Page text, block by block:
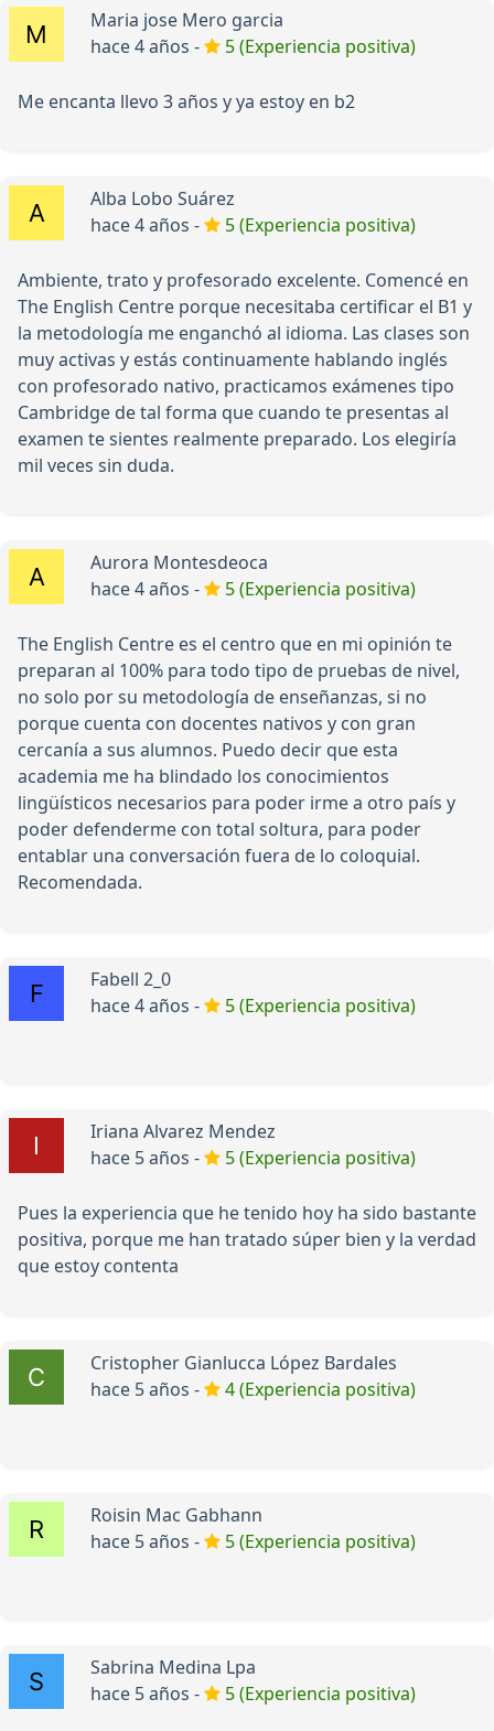
Maria jose Mero garcia
hace 4 años -
5 (Experiencia positiva)
Me encanta llevo 3 años y ya estoy en b2
Alba Lobo Suárez
hace 4 años -
5 (Experiencia positiva)
Ambiente, trato y profesorado excelente. Comencé en
The English Centre porque necesitaba certificar el B1 y
la metodología me enganchó al idioma. Las clases son
muy activas y estás continuamente hablando inglés
con profesorado nativo, practicamos exámenes tipo
Cambridge de tal forma que cuando te presentas al
examen te sientes realmente preparado. Los elegiría
mil veces sin duda.
Aurora Montesdeoca
hace 4 años -
5 (Experiencia positiva)
The English Centre es el centro que en mi opinión te
preparan al 100% para todo tipo de pruebas de nivel,
no solo por su metodología de enseñanzas, si no
porque cuenta con docentes nativos y con gran
cercanía a sus alumnos. Puedo decir que esta
academia me ha blindado los conocimientos
lingüísticos necesarios para poder irme a otro país y
poder defenderme con total soltura, para poder
entablar una conversación fuera de lo coloquial.
Recomendada.
Fabell 2_0
hace 4 años -
5 (Experiencia positiva)
Iriana Alvarez Mendez
hace 5 años -
5 (Experiencia positiva)
Pues la experiencia que he tenido hoy ha sido bastante
positiva, porque me han tratado súper bien y la verdad
que estoy contenta
Cristopher Gianlucca López Bardales
hace 5 años -
4 (Experiencia positiva)
Roisin Mac Gabhann
hace 5 años -
5 (Experiencia positiva)
Sabrina Medina Lpa
hace 5 años -
5 (Experiencia positiva)